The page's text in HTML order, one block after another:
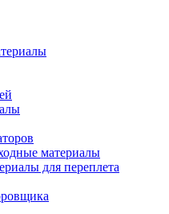
материалы
для переплета